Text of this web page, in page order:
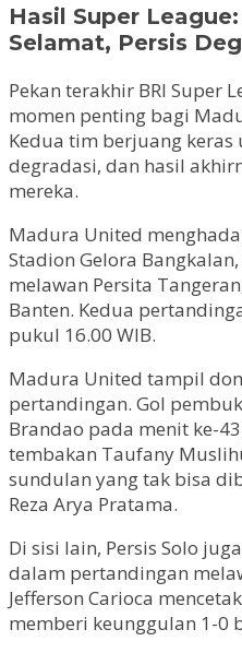
Hasil Super
Selamat, Persis
Pekan terakhir BRI Super
momen penting bagi
Kedua tim berjuang
degradasi, dan hasil
mereka.
Madura United
Stadion Gelora
melawan Persita
Banten. Kedua
pukul 16.00 WIB.
Madura United tampil
pertandingan. Gol
Brandao pada menit ke-
tembakan Taufany
sundulan yang tak bisa
Reza Arya Pratama.
Di sisi lain, Persis Solo
dalam pertandingan
Jefferson Carioca
memberi keunggulan 1-0